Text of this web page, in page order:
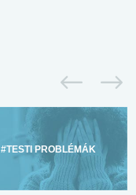
#TESTI PROBLÉMÁK